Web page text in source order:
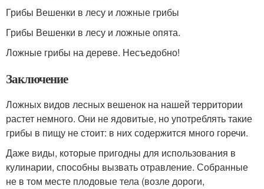
Грибы Вешенки в лесу и ложные грибы
Грибы Вешенки в лесу и ложные опята.
Ложные грибы на дереве. Несъедобно!
Заключение
Ложных видов лесных вешенок на нашей территории
растет немного. Они не ядовитые, но употреблять такие
грибы в пищу не стоит: в них содержится много горечи.
Даже виды, которые пригодны для использования в
кулинарии, способны вызвать отравление. Собранные
не в том месте плодовые тела (возле дороги,